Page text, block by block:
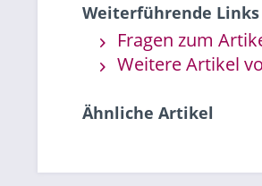
Weiterführende Links
Fragen zum
Weitere Artikel
Ähnliche Artikel